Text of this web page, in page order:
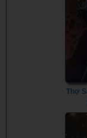
Thợ